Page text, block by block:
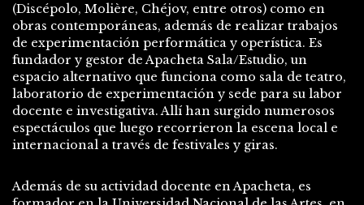
(Discépolo, Molière, Chéjov, entre otros) como en
obras contemporáneas, además de realizar trabajos
de experimentación performática y operística. Es
fundador y gestor de Apacheta Sala/Estudio, un
espacio alternativo que funciona como sala de teatro,
laboratorio de experimentación y sede para su labor
docente e investigativa. Allí han surgido numerosos
espectáculos que luego recorrieron la escena local e
internacional a través de festivales y giras.
Además de su actividad docente en Apacheta, es